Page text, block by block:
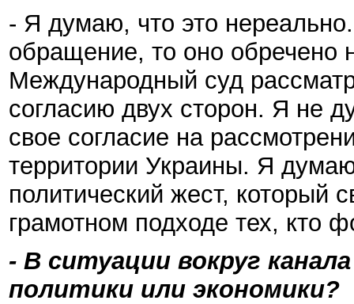
- Я думаю, что это
обращение, то оно обречено
Международный суд
согласию двух сторон. Я не
свое согласие на
территории Украины. Я
политический жест, который
грамотном подходе тех, кто
- В ситуации вокруг
политики или экономики?